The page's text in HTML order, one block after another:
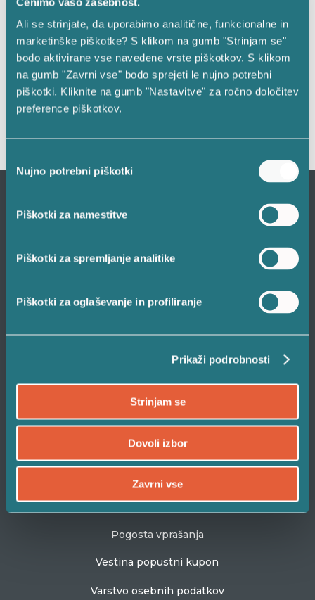
Ali se strinjate, da uporabimo analitične, funkcionalne in
marketinške piškotke? S klikom na gumb "Strinjam se"
bodo aktivirane vse navedene vrste piškotkov. S klikom
na gumb "Zavrni vse" bodo sprejeti le nujno potrebni
piškotki. Kliknite na gumb "Nastavitve" za ročno določitev
preference piškotkov.
soglasja
Nujno potrebni piškotki
Piškotki za namestitve
Piškotki za spremljanje analitike
Piškotki za oglaševanje in profiliranje
Prikaži podrobnosti
Strinjam se
Dovoli izbor
Zavrni vse
PON - PET
7:00 - 15:00
HITRA DOSTAVA NAROČENIH IZDELKOV
PREJMITE DARILO OB VSAKEM NAKUPU
POMEMBNE POVEZAVE
Enostavna reklamacija
Splošni pogoji poslovanja
O nas
Kontakt in lokacija
Pogosta vprašanja
Vestina popustni kupon
Varstvo osebnih podatkov